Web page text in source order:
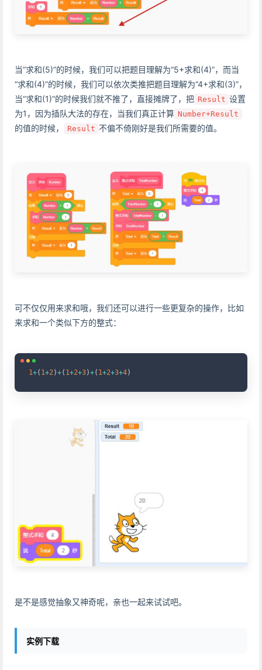
当“求和(5)”的时候，我们可以把题目理解为“5+求和(4)”，而当
“求和(4)”的时候，我们可以依次类推把题目理解为“4+求和(3)”，
当“求和(1)”的时候我们就不推了，直接摊牌了，把 Result 设置
为1，因为插队大法的存在，当我们真正计算 Number+Result
的值的时候， Result 不偏不倚刚好是我们所需要的值。
可不仅仅用来求和哦，我们还可以进行一些更复杂的操作，比如
来求和一个类似下方的整式：
1+( 1+2)+( 1+2+3)+( 1+2+3+4)
是不是感觉抽象又神奇呢，亲也一起来试试吧。
实例下载